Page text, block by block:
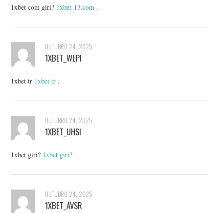
1xbet com giri? 1xbet-13.com .
OUTUBRO 24, 2025
1XBET_WEPI
1xbet tr 1xbet tr .
OUTUBRO 24, 2025
1XBET_UHSI
1xbet giri? 1xbet giri? .
OUTUBRO 24, 2025
1XBET_AVSR